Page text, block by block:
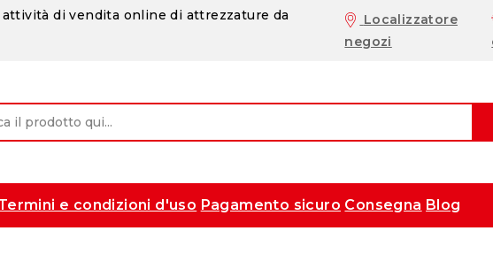
di vendita online di attrezzature da
Localizzatore
negozi
e condizioni d'uso Pagamento sicuro Consegna Blog